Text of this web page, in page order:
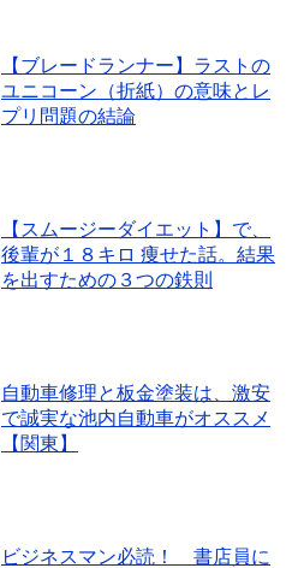
【ブレードランナー】ラストの
ユニコーン（折紙）の意味とレ
プリ問題の結論
【スムージーダイエット】で、
後輩が１８キロ 痩せた話。結果
を出すための３つの鉄則
自動車修理と板金塗装は、激安
で誠実な池内自動車がオススメ
【関東】
ビジネスマン必読！ 書店員に